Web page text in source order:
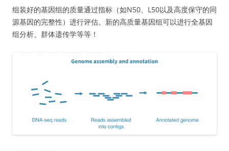
组装好的基因组的质量通过指标（如N50、L50以及高度保守的同
源基因的完整性）进行评估。新的高质量基因组可以进行全基因
组分析、群体遗传学等等！